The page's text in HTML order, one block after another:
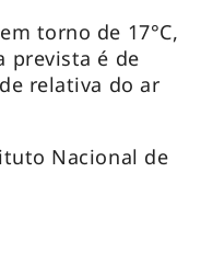
torno de 17°C,
prevista é de
relativa do ar
Nacional de